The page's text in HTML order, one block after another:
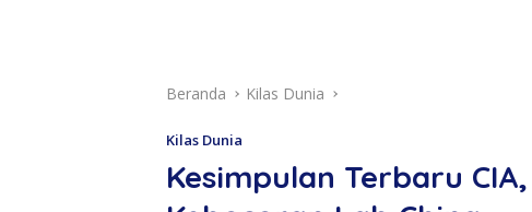
Beranda Kilas Dunia
Kilas Dunia
Kesimpulan Terbaru